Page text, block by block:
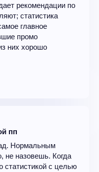
рекомендации по
статистика
главное
промо
них хорошо
пп
Нормальным
не назовешь. Когда
статистикой с целью